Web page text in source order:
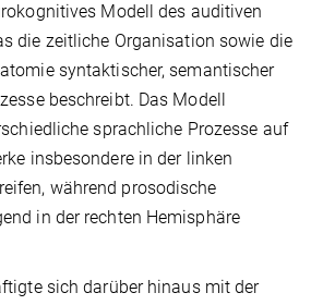
Modell des auditiven
die zeitliche Organisation sowie die
syntaktischer, semantischer
beschreibt. Das Modell
sprachliche Prozesse auf
insbesondere in der linken
während prosodische
in der rechten Hemisphäre
sich darüber hinaus mit der